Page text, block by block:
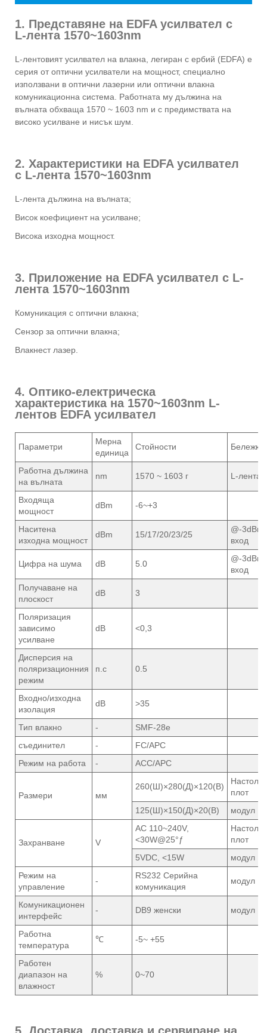
1. Представяне на EDFA усилвател с
L-лента 1570~1603nm
L-лентовият усилвател на влакна, легиран с ербий (EDFA) е
серия от оптични усилватели на мощност, специално
използвани в оптични лазерни или оптични влакна
комуникационна система. Работната му дължина на
вълната обхваща 1570 ~ 1603 nm и с предимствата на
високо усилване и нисък шум.
2. Характеристики на EDFA усилвател
с L-лента 1570~1603nm
L-лента дължина на вълната;
Висок коефициент на усилване;
Висока изходна мощност.
3. Приложение на EDFA усилвател с L-
лента 1570~1603nm
Комуникация с оптични влакна;
Сензор за оптични влакна;
Влакнест лазер.
4. Оптико-електрическа
характеристика на 1570~1603nm L-
лентов EDFA усилвател
Параметри
Мерна
единица
Стойности Бележки
Работна дължина
на вълната
nm 1570 ~ 1603 г L-лента
Входяща
мощност
dBm -6~+3
Наситена
изходна мощност
dBm 15/17/20/23/25
@-3dBm
вход
Цифра на шума dB 5.0
@-3dBm
вход
Получаване на
плоскост
dB 3
Поляризация
зависимо
усилване
dB <0,3
Дисперсия на
поляризационния
режим
п.с 0.5
Входно/изходна
изолация
dB >35
Тип влакно -
SMF-28e
съединител
-
FC/APC
Режим на работа
- ACC/APC
Размери мм
260(Ш)×280(Д)×120(В)
плот
125(Ш)×150(Д)×20(В)
модул
Захранване V
AC 110~240V,
<30W@25°ƒ
плот
5VDC, <15W
модул
Режим на
управление
-
RS232 Серийна
комуникация
модул
Комуникационен
интерфейс
- DB9 женски модул
Работна
температура
℃ -5~ +55
Работен
диапазон на
влажност
% 0~70